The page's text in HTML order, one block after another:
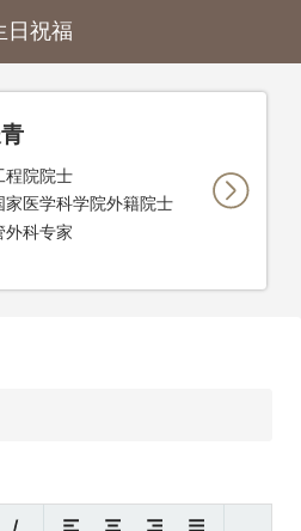
日祝福
程院院士
家医学科学院外籍院士
外科专家